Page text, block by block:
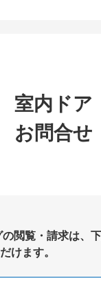
室内ドア
お問合せ
閲覧・請求は、
けます。